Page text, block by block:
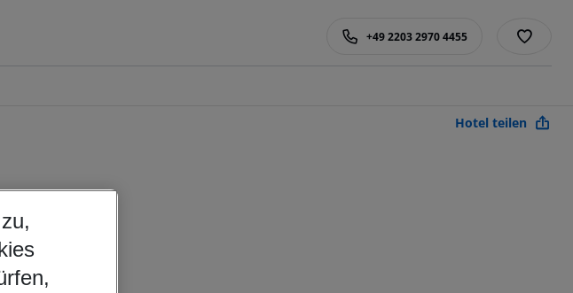
+49 2203 2970 4455
Hotel teilen